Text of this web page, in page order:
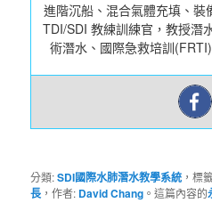
進階沉船、混合氣體充填、裝
TDI/SDI 教練訓練官，教授潛
術潛水、國際急救培訓
分類:SDI國際水肺潛水教學系統 ，標
長 ，作者: David Chang 。這篇內容的